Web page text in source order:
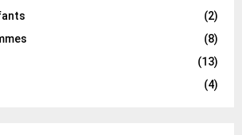
(2)
(8)
(13)
(4)